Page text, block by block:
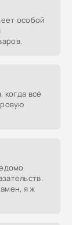
особой
когда всё
я ж